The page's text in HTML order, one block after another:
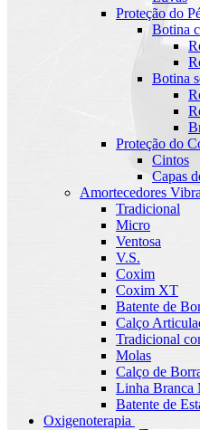
Proteção do
Botina
Botina
Proteção do
Cintos
Capas
Amortecedores
Tradicional
Micro
Ventosa
V.S.
Coxim
Coxim XT
Batente de
Calço
Tradicional
Molas
Calço de
Linha Branca
Batente de
Oxigenoterapia